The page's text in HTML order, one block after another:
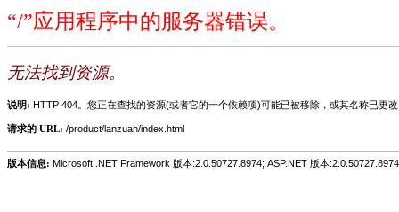
“/”应用程序中的服务器错误。
无法找到资源。
说明: HTTP 404。您正在查找的资源(或者它的一个依赖项)可能已被移除，或其名称已更
请求的 URL: /product/lanzuan/index.html
版本信息: Microsoft .NET Framework 版本:2.0.50727.8974; ASP.NET 版本:2.0.50727.8974